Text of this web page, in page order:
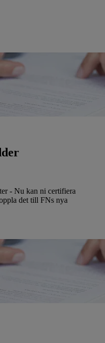
- Nu kan ni certifiera
det till FNs nya